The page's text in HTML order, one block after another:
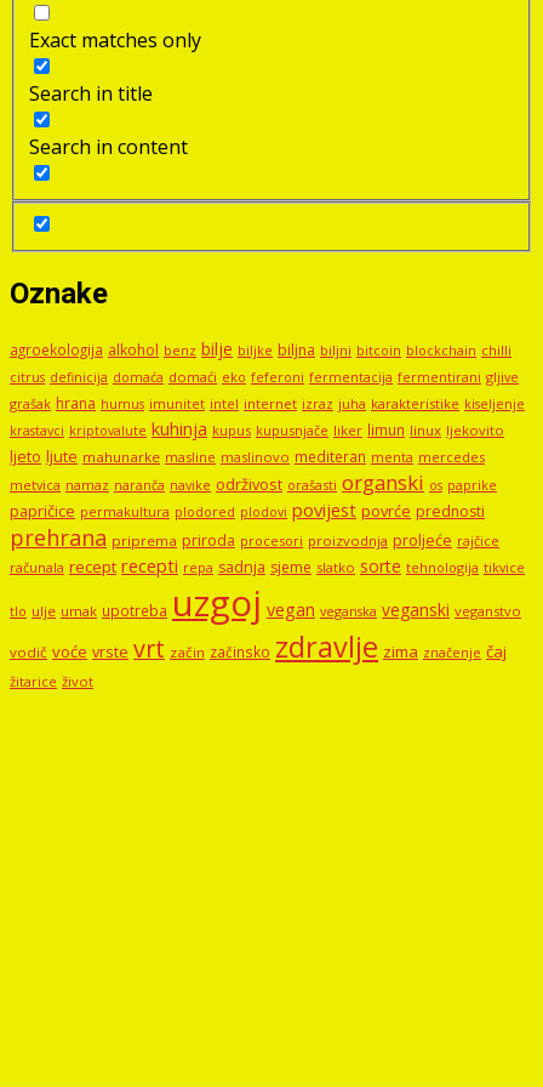
Exact matches only
Search in title
Search in content
Oznake
agroekologija alkohol benz bilje biljke biljna biljni bitcoin blockchain chilli
citrus definicija domaća domaći eko feferoni fermentacija fermentirani gljive
grašak hrana humus imunitet intel internet izraz juha karakteristike kiseljenje
krastavci kriptovalute kuhinja kupus kupusnjače liker limun linux ljekovito
ljeto ljute mahunarke masline maslinovo mediteran menta mercedes
metvica namaz naranča navike održivost orašasti organski os paprike
papričice permakultura plodored plodovi povijest povrće prednosti
prehrana priprema priroda procesori proizvodnja proljeće rajčice
računala recept recepti repa sadnja sjeme slatko sorte tehnologija tikvice
tlo ulje umak upotreba uzgoj vegan veganska veganski veganstvo
vodič voće vrste vrt začin začinsko zdravlje zima značenje čaj
žitarice život